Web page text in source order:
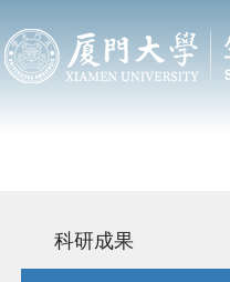
科研成果